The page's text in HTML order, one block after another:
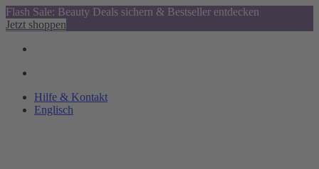
Flash Sale: Beauty Deals sichern & Bestseller entdecken
Jetzt shoppen
Hilfe & Kontakt
Englisch